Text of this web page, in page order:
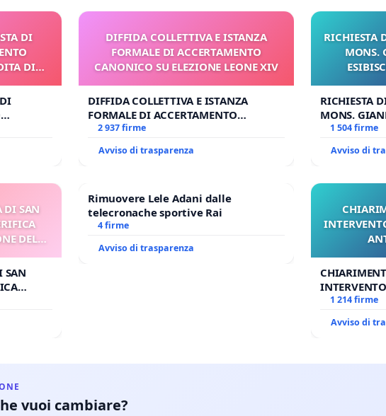
DI
DI
DIFFIDA COLLETTIVA E ISTANZA
FORMALE DI ACCERTAMENTO
CANONICO SU ELEZIONE LEONE XIV
DIFFIDA COLLETTIVA E ISTANZA
FORMALE DI ACCERTAMENTO
CANONICO SU ELEZIONE LEONE XIV
2 937 firme
Avviso di trasparenza
RICHIESTA
MONS.
RICHIESTA
MONS.
OPERE DI
1 504 firme
Avviso di
DI SAN
DEL
SAN
Rimuovere Lele Adani dalle
telecronache sportive Rai
4 firme
Avviso di trasparenza
ANTONIO
1 214 firme
Avviso di
vuoi cambiare?